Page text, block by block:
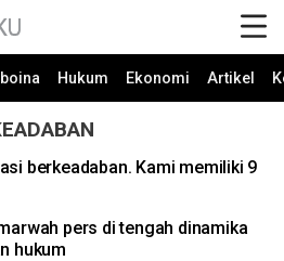
Hukum Ekonomi Artikel
berkeadaban. Kami memiliki 9
pers di tengah dinamika
hukum